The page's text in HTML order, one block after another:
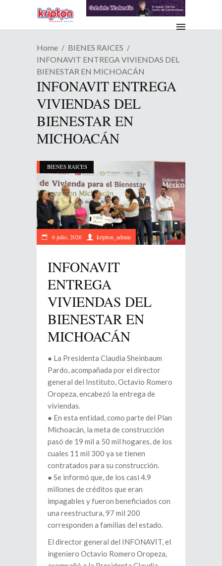
Home
BIENES RAICES
INFONAVIT ENTREGA VIVIENDAS DEL
BIENESTAR EN MICHOACÁN
INFONAVIT ENTREGA
VIVIENDAS DEL
BIENESTAR EN
MICHOACÁN
BIENES RAICES
6 julio, 2026 kripton_admin
INFONAVIT
ENTREGA
VIVIENDAS DEL
BIENESTAR EN
MICHOACÁN
● La Presidenta Claudia Sheinbaum
Pardo, acompañada por el director
general del Instituto, Octavio Romero
Oropeza, encabezó la entrega de
viviendas.
● En esta entidad, como parte del Plan
Michoacán, la meta de construcción
pasó de 19 mil a 50 mil hogares, de los
cuales 11 mil 300 ya se tienen
contratados para su construcción.
● Se informó que, de los casi 4.9
millones de créditos que eran
impagables y fueron beneficiados con
una reestructura, 97 mil 200
corresponden a familias del estado.
El director general del INFONAVIT, el
ingeniero Octavio Romero Oropeza,